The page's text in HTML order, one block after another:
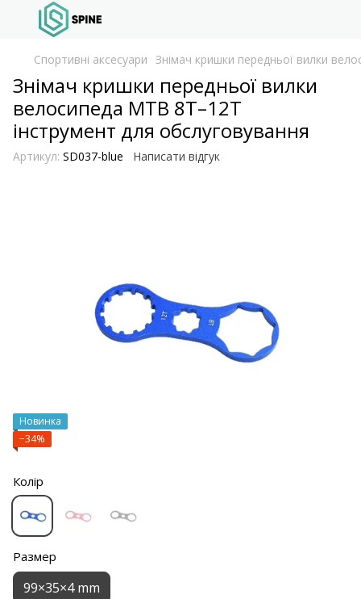
Спортивні аксесуари Знімач кришки передньої вилки
Знімач кришки передньої вилки
велосипеда MTB 8T–12T
інструмент для обслуговування
Артикул: SD037-blue Написати відгук
Новинка
−34%
Колір
Размер
99×35×4 mm